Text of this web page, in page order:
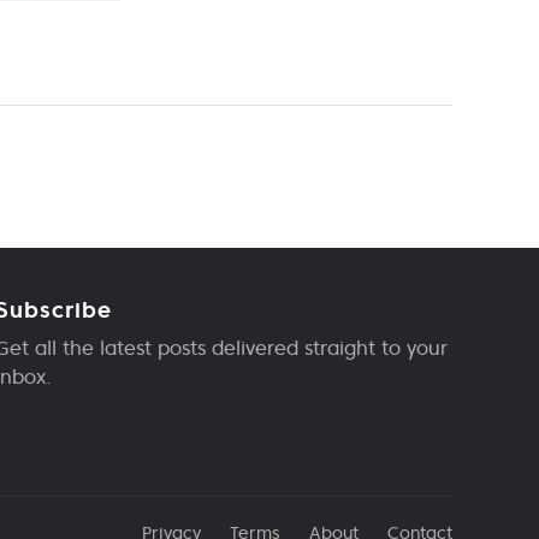
all the latest posts delivered straight to your
Privacy Terms About Contact